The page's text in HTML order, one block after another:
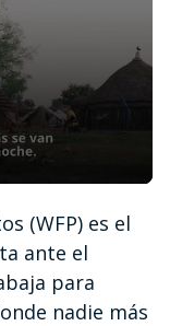
(WFP) es el
ante el
para
nadie más